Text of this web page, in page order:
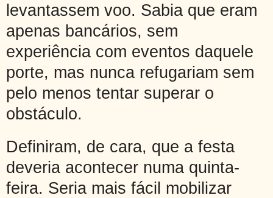
levantassem voo. Sabia que eram
apenas bancários, sem
experiência com eventos daquele
porte, mas nunca refugariam sem
pelo menos tentar superar o
obstáculo.
Definiram, de cara, que a festa
deveria acontecer numa quinta-
feira. Seria mais fácil mobilizar